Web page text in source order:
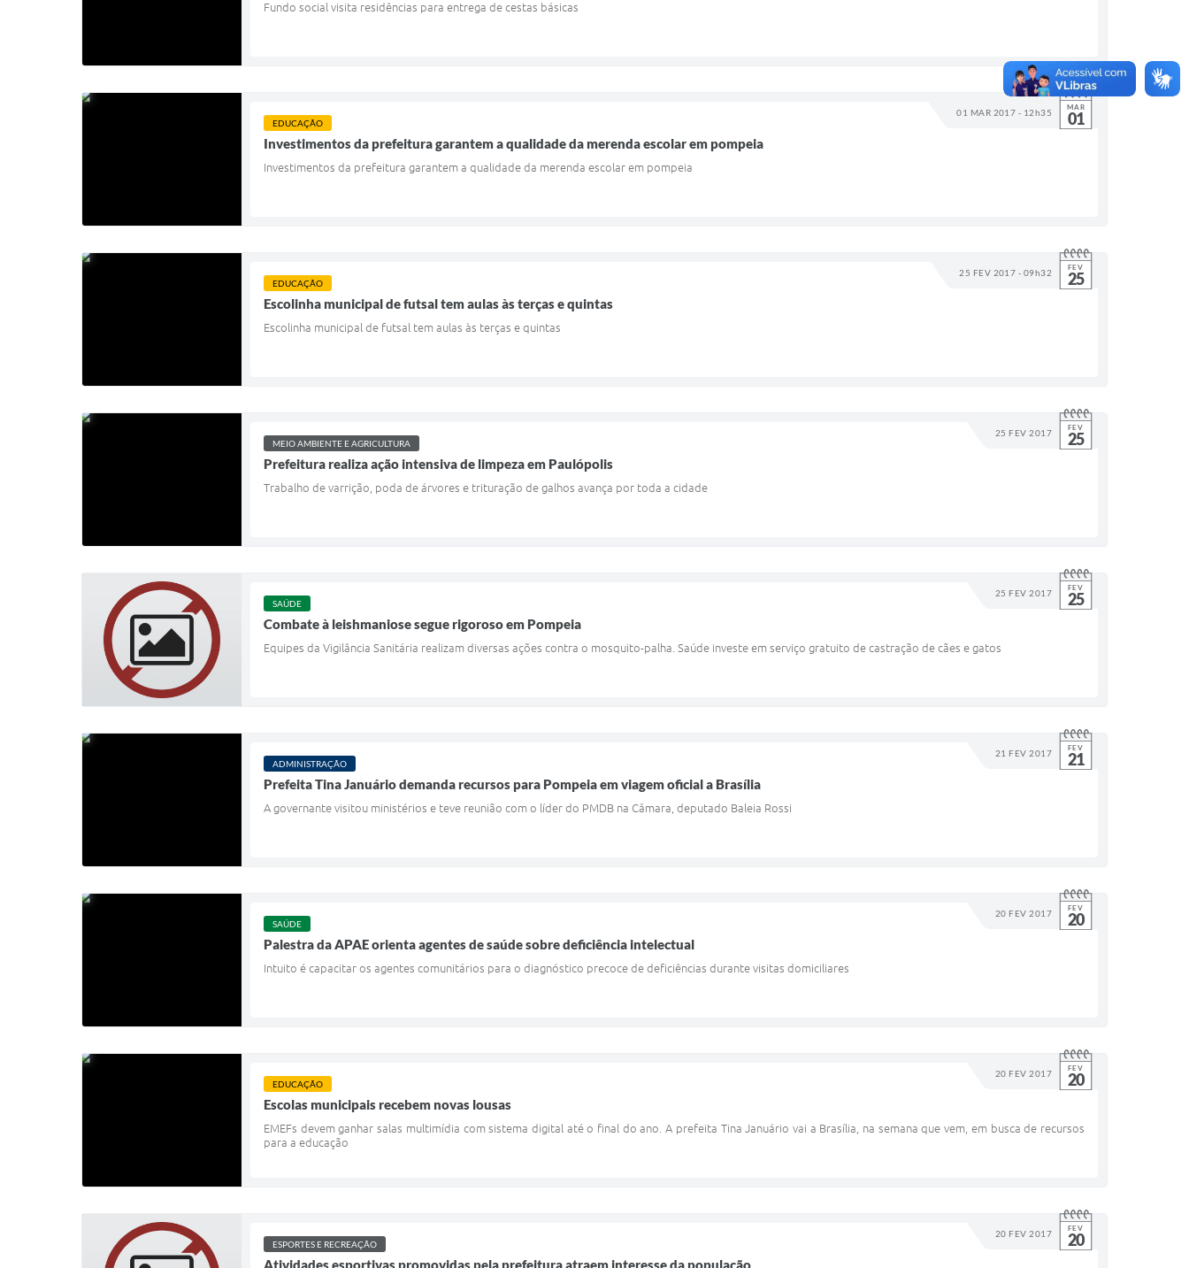
Fundo social visita residências para entrega de cestas básicas
01 MAR 2017 - 12h35 MAR
01
EDUCAÇÃO
Investimentos da prefeitura garantem a qualidade da merenda escolar em pompeia
Investimentos da prefeitura garantem a qualidade da merenda escolar em pompeia
25 FEV 2017 - 09h32 FEV
25
EDUCAÇÃO
Escolinha municipal de futsal tem aulas às terças e quintas
Escolinha municipal de futsal tem aulas às terças e quintas
25 FEV 2017 FEV
25
MEIO AMBIENTE E AGRICULTURA
Prefeitura realiza ação intensiva de limpeza em Paulópolis
Trabalho de varrição, poda de árvores e trituração de galhos avança por toda a cidade
25 FEV 2017 FEV
25
SAÚDE
Combate à leishmaniose segue rigoroso em Pompeia
Equipes da Vigilância Sanitária realizam diversas ações contra o mosquito-palha. Saúde investe em serviço gratuito de castração de cães e gatos
21 FEV 2017 FEV
21
ADMINISTRAÇÃO
Prefeita Tina Januário demanda recursos para Pompeia em viagem oficial a Brasília
A governante visitou ministérios e teve reunião com o líder do PMDB na Câmara, deputado Baleia Rossi
20 FEV 2017 FEV
20
SAÚDE
Palestra da APAE orienta agentes de saúde sobre deficiência intelectual
Intuito é capacitar os agentes comunitários para o diagnóstico precoce de deficiências durante visitas domiciliares
20 FEV 2017 FEV
20
EDUCAÇÃO
Escolas municipais recebem novas lousas
EMEFs devem ganhar salas multimídia com sistema digital até o final do ano. A prefeita Tina Januário vai a Brasília, na semana que vem, em busca de recursos
para a educação
20 FEV 2017 FEV
20
ESPORTES E RECREAÇÃO
Atividades esportivas promovidas pela prefeitura atraem interesse da população